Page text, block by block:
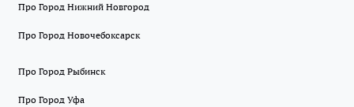
Про Город Нижний Новгород
Про Город Новочебоксарск
Про Город Рыбинск
Про Город Уфа